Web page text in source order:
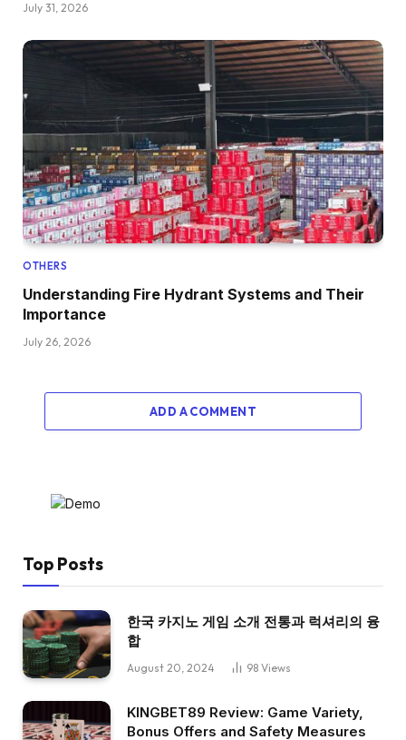
July 31, 2026
OTHERS
Understanding Fire Hydrant Systems and Their
Importance
July 26, 2026
ADD A COMMENT
Top Posts
한국 카지노 게임 소개 전통과 럭셔리의 융
합
August 20, 2024 98 Views
KINGBET89 Review: Game Variety,
Bonus Offers and Safety Measures